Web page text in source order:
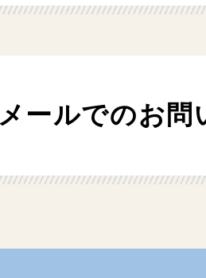
メールでのお問